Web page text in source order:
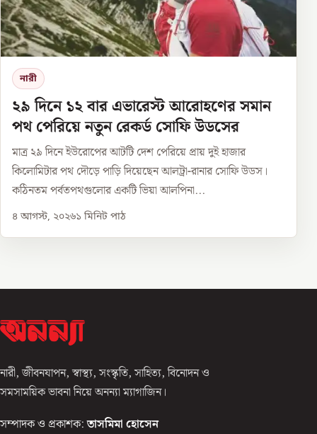
নারী
২৯ দিনে ১২ বার এভারেস্ট আরোহণের সমান
পথ পেরিয়ে নতুন রেকর্ড সোফি উডসের
মাত্র ২৯ দিনে ইউরোপের আটটি দেশ পেরিয়ে প্রায় দুই হাজার
কিলোমিটার পথ দৌড়ে পাড়ি দিয়েছেন আলট্রা-রানার সোফি উডস।
কঠিনতম পর্বতপথগুলোর একটি ভিয়া আলপিনা...
৪ আগস্ট, ২০২৬১ মিনিট পাঠ
নারী, জীবনযাপন, স্বাস্থ্য, সংস্কৃতি, সাহিত্য, বিনোদন ও
সমসাময়িক ভাবনা নিয়ে অনন্যা ম্যাগাজিন।
সম্পাদক ও প্রকাশক: তাসমিমা হোসেন